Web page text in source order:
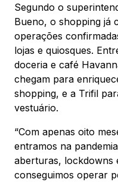
Segundo o
Bueno, o shopping já
operações
lojas e quiosques.
doceria e café
chegam para
shopping, e a Trifil
vestuário.
“Com apenas oito
entramos na
aberturas, lockdowns
conseguimos operar